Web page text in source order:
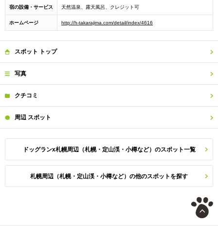
宿の設備・サービス 天然温泉、露天風呂、クレジット可
ホームページ http://h-takarajima.com/detail/index/4616
スポット トップ
写真
クチコミ
周辺 スポット
ドッグランx札幌周辺（札幌・定山渓・小樽など）のスポット一覧
札幌周辺（札幌・定山渓・小樽など）の他のスポットを探す